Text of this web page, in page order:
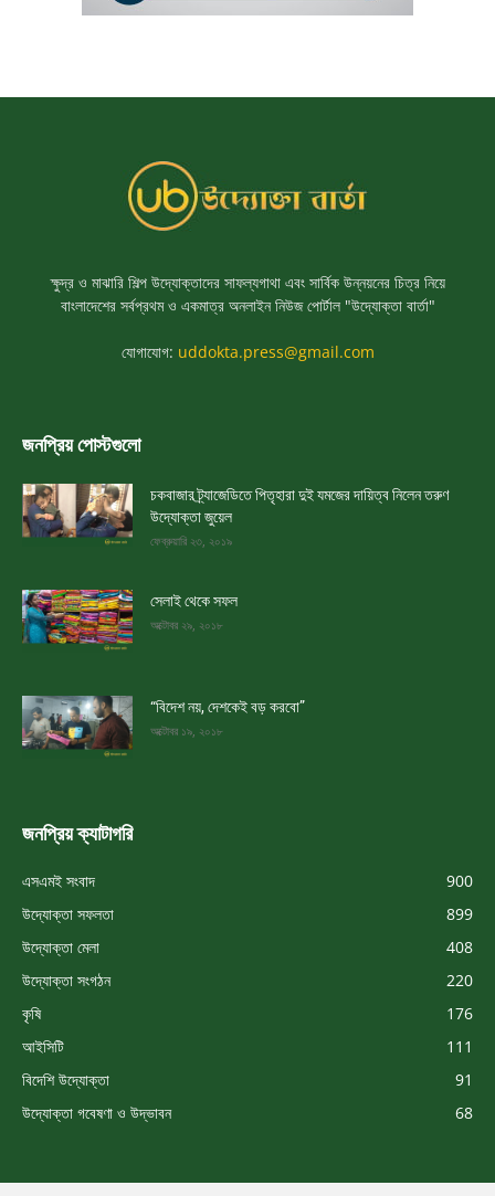
ক্ষুদ্র ও মাঝারি শিল্প উদ্যোক্তাদের সাফল্যগাথা এবং সার্বিক উন্নয়নের চিত্র নিয়ে
বাংলাদেশের সর্বপ্রথম ও একমাত্র অনলাইন নিউজ পোর্টাল "উদ্যোক্তা বার্তা"
যোগাযোগ: uddokta.press@gmail.com
জনপ্রিয় পোস্টগুলো
চকবাজার ট্র্যাজেডিতে পিতৃহারা দুই যমজের দায়িত্ব নিলেন তরুণ
উদ্যোক্তা জুয়েল
ফেব্রুয়ারি ২৩, ২০১৯
সেলাই থেকে সফল
অক্টোবর ২৯, ২০১৮
“বিদেশ নয়, দেশকেই বড় করবো”
অক্টোবর ১৯, ২০১৮
জনপ্রিয় ক্যাটাগরি
এসএমই সংবাদ
900
উদ্যোক্তা সফলতা
899
উদ্যোক্তা মেলা
408
উদ্যোক্তা সংগঠন
220
কৃষি
176
আইসিটি
111
বিদেশি উদ্যোক্তা
91
উদ্যোক্তা গবেষণা ও উদ্ভাবন
68